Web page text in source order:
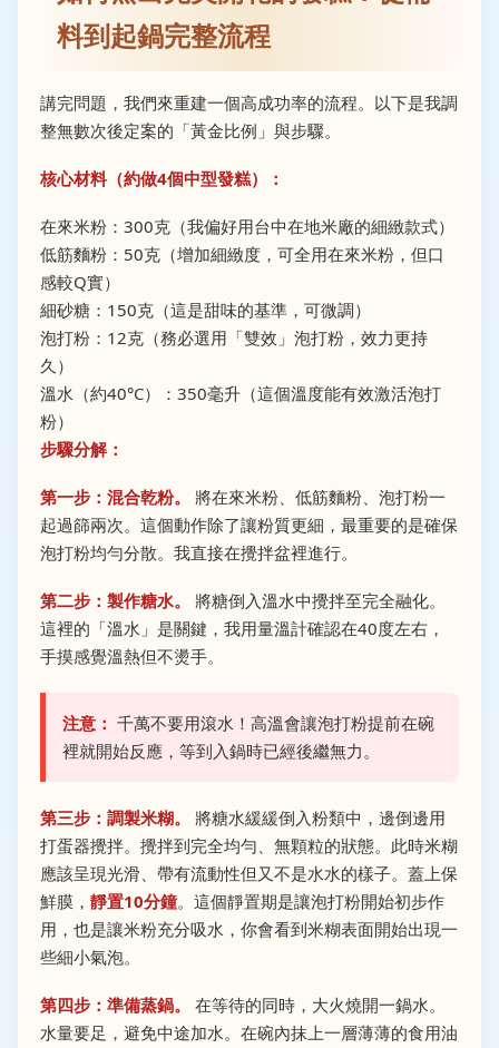
料到起鍋完整流程
講完問題，我們來重建一個高成功率的流程。以下是我調
整無數次後定案的「黃金比例」與步驟。
核心材料（約做4個中型發糕）：
在來米粉：300克（我偏好用台中在地米廠的細緻款式）
低筋麵粉：50克（增加細緻度，可全用在來米粉，但口
感較Q實）
細砂糖：150克（這是甜味的基準，可微調）
泡打粉：12克（務必選用「雙效」泡打粉，效力更持
久）
溫水（約40°C）：350毫升（這個溫度能有效激活泡打
粉）
步驟分解：
第一步：混合乾粉。
將在來米粉、低筋麵粉、泡打粉一
起過篩兩次。這個動作除了讓粉質更細，最重要的是確保
泡打粉均勻分散。我直接在攪拌盆裡進行。
第二步：製作糖水。
將糖倒入溫水中攪拌至完全融化。
這裡的「溫水」是關鍵，我用量溫計確認在40度左右，
手摸感覺溫熱但不燙手。
注意： 千萬不要用滾水！高溫會讓泡打粉提前在碗
裡就開始反應，等到入鍋時已經後繼無力。
第三步：調製米糊。
將糖水緩緩倒入粉類中，邊倒邊用
打蛋器攪拌。攪拌到完全均勻、無顆粒的狀態。此時米糊
應該呈現光滑、帶有流動性但又不是水水的樣子。蓋上保
鮮膜， 靜置10分鐘。這個靜置期是讓泡打粉開始初步作
用，也是讓米粉充分吸水，你會看到米糊表面開始出現一
些細小氣泡。
第四步：準備蒸鍋。
在等待的同時，大火燒開一鍋水。
水量要足，避免中途加水。在碗內抹上一層薄薄的食用油